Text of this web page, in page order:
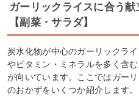
ガーリックライスに合う
【副菜・サラダ】
炭水化物が中心のガーリックラ
やビタミン・ミネラルを多く含
が向いています。ここではガー
のおかずをいくつか紹介します。